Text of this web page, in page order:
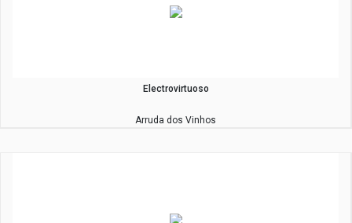
Electrovirtuoso
Arruda dos Vinhos